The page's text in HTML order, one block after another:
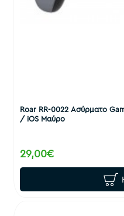
Roar RR-0022 Ασύρματο
/ iOS Μαύρο
29,00€